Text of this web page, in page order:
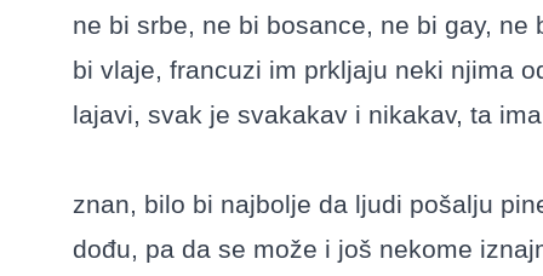
ne bi srbe, ne bi bosance, ne bi gay, ne
bi vlaje, francuzi im prkljaju neki njima
lajavi, svak je svakakav i nikakav, ta
znan, bilo bi najbolje da ljudi pošalju
dođu, pa da se može i još nekome